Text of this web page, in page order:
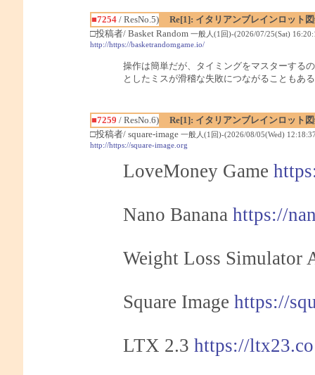
■7254/ ResNo.5)
Re[1]: イタリアンブレインロット
□投稿者/ Basket Random 一般人(1回)-(2026/07/25(Sat)
http://https://basketrandomgame.io/
操作は簡単だが、タイミングをマスターする
としたミスが滑稽な失敗につながることもあ
■7259 / ResNo.6)
Re[1]: イタリアンブレインロット
□投稿者/ square-image 一般人(1回)-(2026/08/05(Wed)
http://https://square-image.org
LoveMoney Game
Nano Banana https://
Weight Loss Simulator
Square Image https://
LTX 2.3 https://ltx23.co